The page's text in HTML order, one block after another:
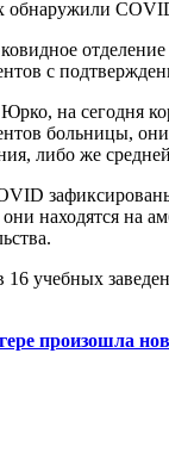
обнаружили
отделение
с
на сегодня
больницы,
либо же
находятся на
16 учебных
произошла